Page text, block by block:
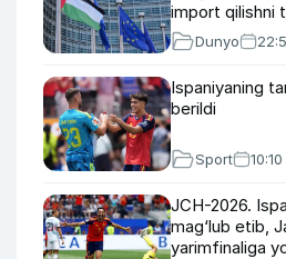
import qilishni
Dunyo
Ispaniyaning
berildi
Sport
JCH-2026.
mag‘lub etib,
yarimfinaliga